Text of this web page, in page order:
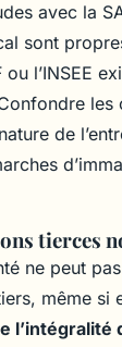
avec la
sont
ou l’INSEE
les
de
tierces
ne peut
même si
l’intégralité